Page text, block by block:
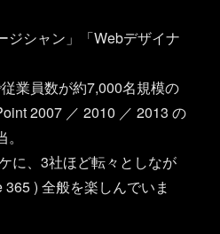
ジシャン」「Webデザイナ
業員数が約7,000名規模の
2007 ／ 2010 ／ 2013 の
に、3社ほど転々としなが
) 全般を楽しんでいま